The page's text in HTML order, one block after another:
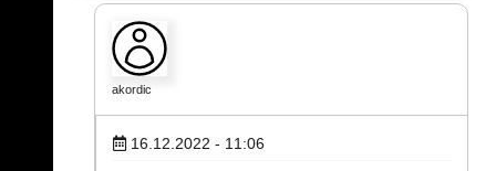
akordic
16.12.2022 - 11:06